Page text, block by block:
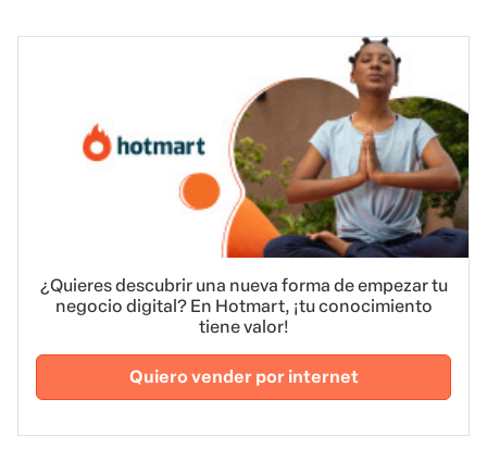
¿Quieres descubrir una nueva forma de empezar tu
negocio digital? En Hotmart, ¡tu conocimiento
tiene valor!
Quiero vender por internet